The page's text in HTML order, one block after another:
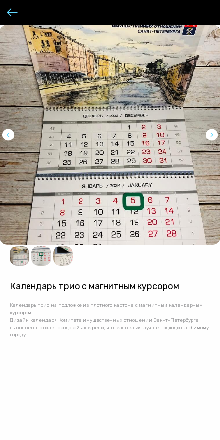
Календарь трио с магнитным курсором
Календарь трио на подложке из плотного картона с магнитным календарным
курсором.
Дизайн календаря Комитета имущественных отношений Сакнт-Петербурга
выполнен в стиле городской акварели, что как нельзя лучше подходит любимому
городу.